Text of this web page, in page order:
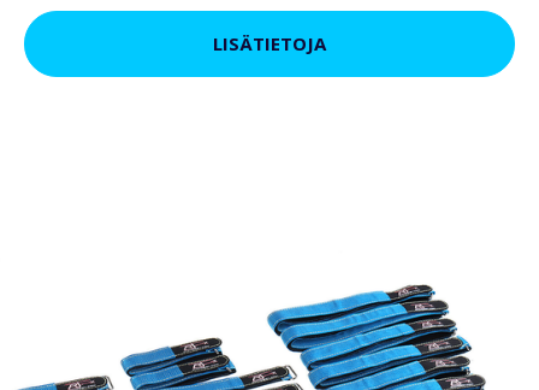
LISÄTIETOJA